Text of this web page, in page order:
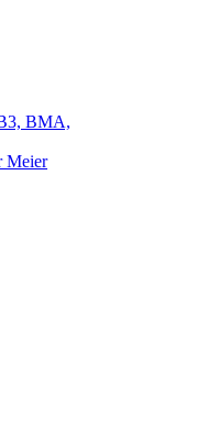
BMA,
Meier